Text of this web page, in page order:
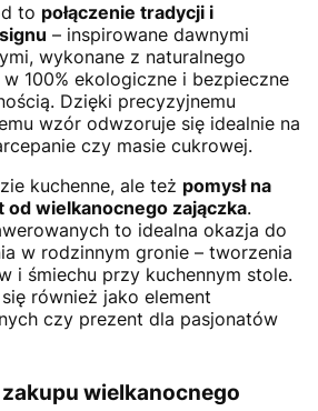
to połączenie tradycji i
– inspirowane dawnymi
wykonane z naturalnego
100% ekologiczne i bezpieczne
Dzięki precyzyjnemu
wzór odwzoruje się idealnie na
czy masie cukrowej.
kuchenne, ale też pomysł na
wielkanocnego zajączka.
to idealna okazja do
w rodzinnym gronie – tworzenia
i śmiechu przy kuchennym stole.
również jako element
czy prezent dla pasjonatów
wielkanocnego